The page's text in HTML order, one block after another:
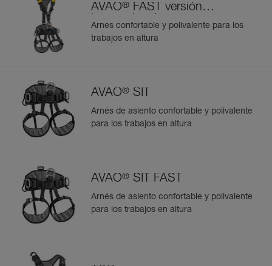
AVAO® FAST versión
internacional
Arnés confortable y polivalente para los
trabajos en altura
AVAO® SIT
Arnés de asiento confortable y polivalente
para los trabajos en altura
AVAO® SIT FAST
Arnés de asiento confortable y polivalente
para los trabajos en altura